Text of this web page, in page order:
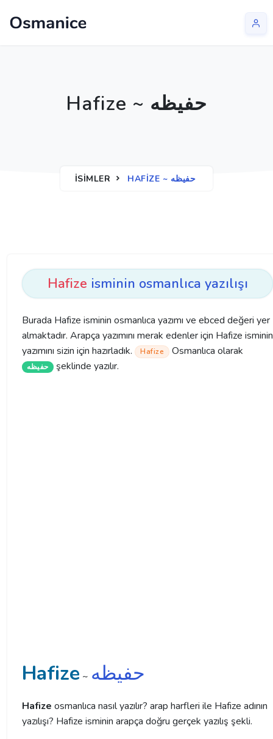
Hafize ~ حفیظه
İSIMLER HAFIZE ~ حفیظه
Hafize isminin osmanlıca yazılışı
Burada Hafize isminin osmanlıca yazımı ve ebced değeri yer
almaktadır. Arapça yazımını merak edenler için Hafize isminin
yazımını sizin için hazırladık.
Hafize Osmanlıca olarak
حفیظه şeklinde yazılır.
Hafize ~ حفیظه
Hafize osmanlıca nasıl yazılır? arap harfleri ile Hafize adının
yazılışı? Hafize isminin arapça doğru gerçek yazılış şekli.